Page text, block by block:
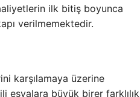
ilk bitiş boyunca
verilmemektedir.
karşılamaya üzerine
eşyalara büyük birer farklılık